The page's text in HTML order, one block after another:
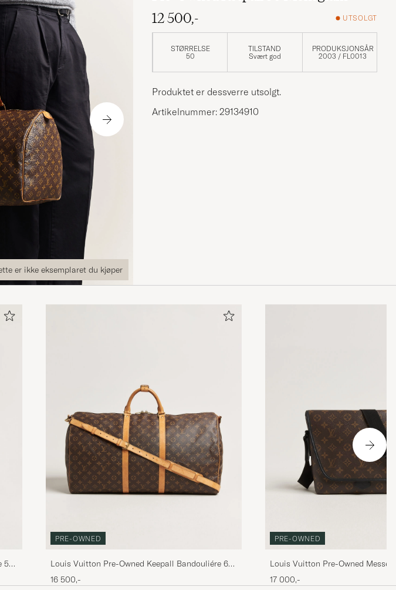
er ikke eksemplaret du kjøper
12 500,-
UTSOLGT
STØRRELSE
50
TILSTAND
Svært god
PRODUKSJONSÅR
2003 / FL0013
Produktet er dessverre utsolgt.
Artikelnummer: 29134910
55
PRE-OWNED
Louis Vuitton Pre-Owned Keepall Bandouliére 60
Monogram
16 500,-
PRE-OWNED
Louis Vuitton Pre-Owned
Monogram Macassar
17 000,-